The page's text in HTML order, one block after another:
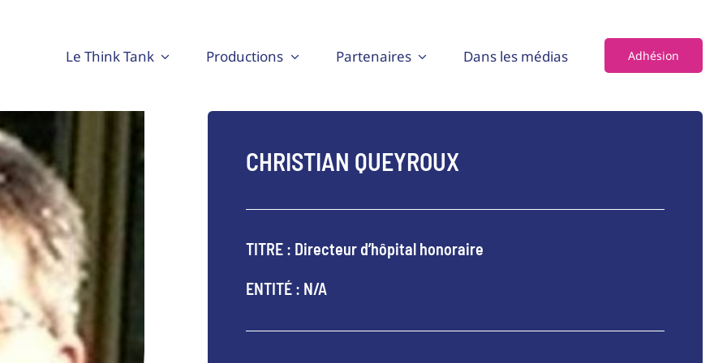
Le Think Tank Productions Partenaires Dans les médias Adhésion
CHRISTIAN QUEYROUX
TITRE : Directeur d’hôpital honoraire
ENTITÉ : N/A